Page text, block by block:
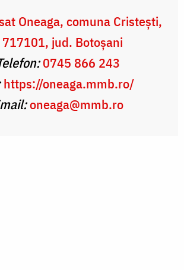
sat Oneaga, comuna Cristeşti,
jud. Botoşani
0745 866 243
https://oneaga.mmb.ro/
oneaga@mmb.ro